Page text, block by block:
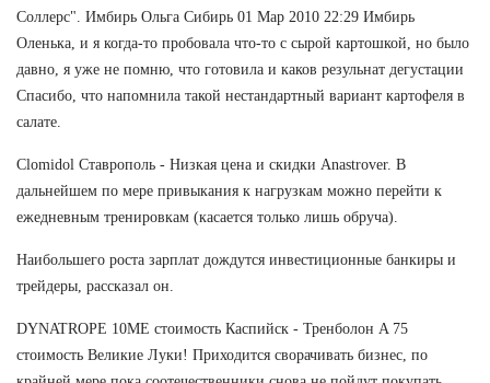
Соллерс". Имбирь Ольга Сибирь 01 Мар 2010 22:29 Имбирь
Оленька, и я когда-то пробовала что-то с сырой картошкой, но было
давно, я уже не помню, что готовила и каков резульнат дегустации
Спасибо, что напомнила такой нестандартный вариант картофеля в
салате.
Clomidol Ставрополь - Низкая цена и скидки Anastrover. В
дальнейшем по мере привыкания к нагрузкам можно перейти к
ежедневным тренировкам (касается только лишь обруча).
Наибольшего роста зарплат дождутся инвестиционные банкиры и
трейдеры, рассказал он.
DYNATROPE 10ME стоимость Каспийск - Тренболон A 75
стоимость Великие Луки! Приходится сворачивать бизнес, по